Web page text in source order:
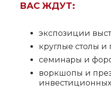
воркшопы и
семинары и
круглые столы
экспозиции
ВАС ЖДУТ: